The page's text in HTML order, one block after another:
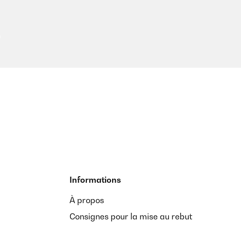
Informations
À propos
Consignes pour la mise au rebut